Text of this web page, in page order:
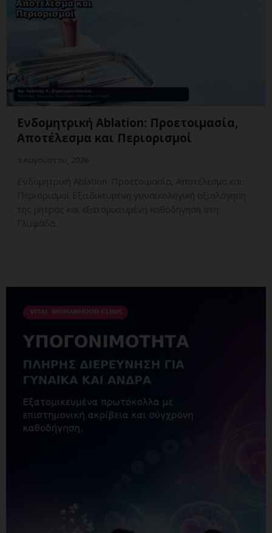
Ενδομητρική Ablation: Προετοιμασία,
Αποτέλεσμα και Περιορισμοί
Ενδομητρική Ablation: Προετοιμασία, Αποτέλεσμα και
Περιορισμοί Εξειδικευμένη γυναικολογική αξιολόγηση
της μήτρας και εξατομικευμένη καθοδήγηση στη
Γλυφάδα.